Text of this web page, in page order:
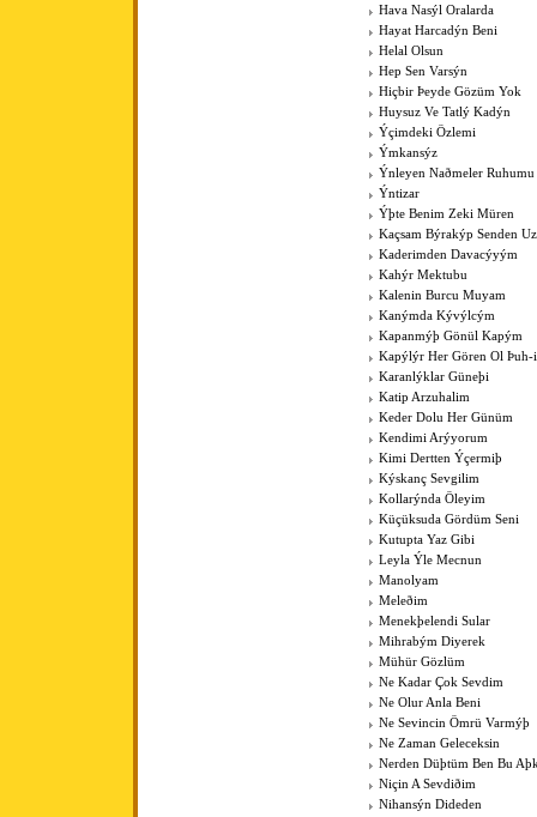
Hava Nasýl Oralarda
Hayat Harcadýn Beni
Helal Olsun
Hep Sen Varsýn
Hiçbir Þeyde Gözüm Yok
Huysuz Ve Tatlý Kadýn
Ýçimdeki Özlemi
Ýmkansýz
Ýnleyen Naðmeler Ruhumu
Ýntizar
Ýþte Benim Zeki Müren
Kaçsam Býrakýp Senden
Kaderimden Davacýyým
Kahýr Mektubu
Kalenin Burcu Muyam
Kanýmda Kývýlcým
Kapanmýþ Gönül Kapým
Kapýlýr Her Gören Ol Þuh-
Karanlýklar Güneþi
Katip Arzuhalim
Keder Dolu Her Günüm
Kendimi Arýyorum
Kimi Dertten Ýçermiþ
Kýskanç Sevgilim
Kollarýnda Öleyim
Küçüksuda Gördüm Seni
Kutupta Yaz Gibi
Leyla Ýle Mecnun
Manolyam
Meleðim
Menekþelendi Sular
Mihrabým Diyerek
Mühür Gözlüm
Ne Kadar Çok Sevdim
Ne Olur Anla Beni
Ne Sevincin Ömrü Varmýþ
Ne Zaman Geleceksin
Nerden Düþtüm Ben Bu
Niçin A Sevdiðim
Nihansýn Dideden